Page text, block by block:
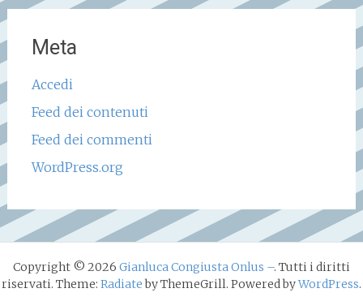
Meta
Accedi
Feed dei contenuti
Feed dei commenti
WordPress.org
Copyright © 2026 Gianluca Congiusta Onlus –. Tutti i diritti
riservati. Theme: Radiateby ThemeGrill. Powered byWordPress.